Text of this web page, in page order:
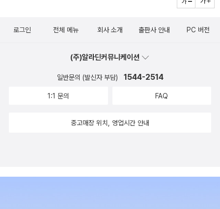
로그인 전체 메뉴 회사 소개 출판사 안내 PC 버전
(주)알라딘커뮤니케이션
일반문의 (발신자 부담) 1544-2514
1:1 문의 FAQ
중고매장 위치, 영업시간 안내